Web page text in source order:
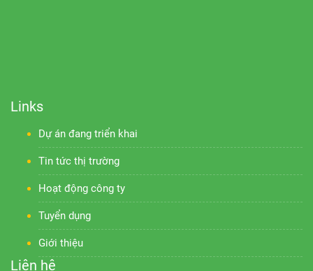
Links
Dự án đang triển khai
Tin tức thị trường
Hoạt động công ty
Tuyển dụng
Giới thiệu
Liên hệ